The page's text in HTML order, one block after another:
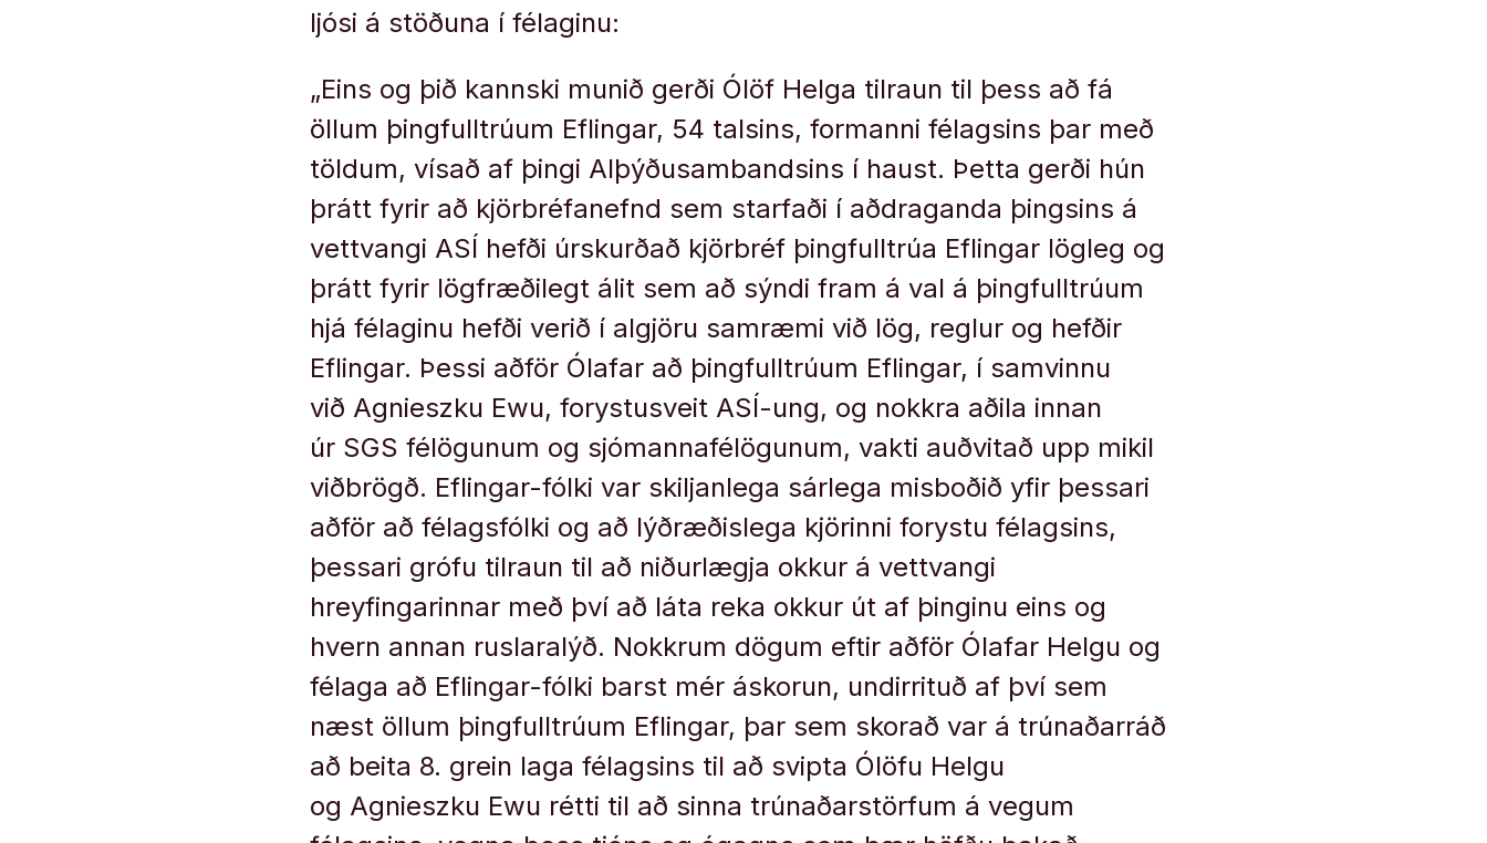
ljósi á stöðuna í félaginu:
„Eins og þið kannski munið gerði Ólöf Helga tilraun til þess að fá
öllum þingfulltrúum Eflingar, 54 talsins, formanni félagsins þar með
töldum, vísað af þingi Alþýðusambandsins í haust. Þetta gerði hún
þrátt fyrir að kjörbréfanefnd sem starfaði í aðdraganda þingsins á
vettvangi ASÍ hefði úrskurðað kjörbréf þingfulltrúa Eflingar lögleg og
þrátt fyrir lögfræðilegt álit sem að sýndi fram á val á þingfulltrúum
hjá félaginu hefði verið í algjöru samræmi við lög, reglur og hefðir
Eflingar. Þessi aðför Ólafar að þingfulltrúum Eflingar, í samvinnu
við Agnieszku Ewu, forystusveit ASÍ-ung, og nokkra aðila innan
úr SGS félögunum og sjómannafélögunum, vakti auðvitað upp mikil
viðbrögð. Eflingar-fólki var skiljanlega sárlega misboðið yfir þessari
aðför að félagsfólki og að lýðræðislega kjörinni forystu félagsins,
þessari grófu tilraun til að niðurlægja okkur á vettvangi
hreyfingarinnar með því að láta reka okkur út af þinginu eins og
hvern annan ruslaralýð. Nokkrum dögum eftir aðför Ólafar Helgu og
félaga að Eflingar-fólki barst mér áskorun, undirrituð af því sem
næst öllum þingfulltrúum Eflingar, þar sem skorað var á trúnaðarráð
að beita 8. grein laga félagsins til að svipta Ólöfu Helgu
og Agnieszku Ewu rétti til að sinna trúnaðarstörfum á vegum